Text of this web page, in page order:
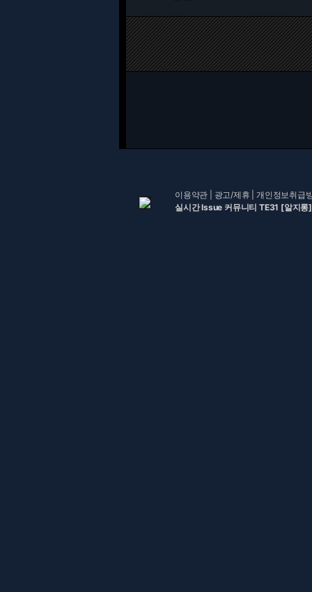
이용약관 광고/제휴 |개인정보취급
실시간 Issue 커뮤니티 TE31 [알지